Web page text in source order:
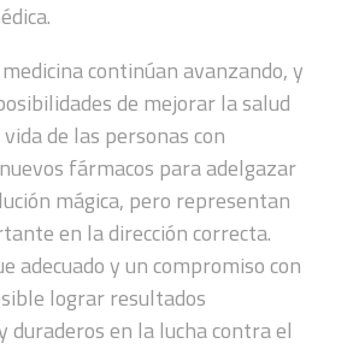
continúan avanzando, y
de mejorar la salud
de las personas con
fármacos para adelgazar
mágica, pero representan
en la dirección correcta.
adecuado y un compromiso con
lograr resultados
duraderos en la lucha contra el